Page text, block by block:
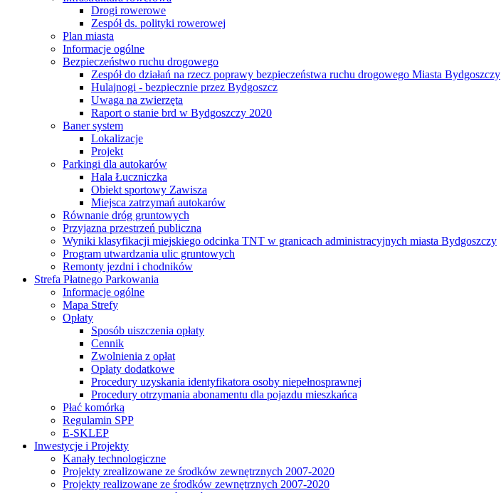
Drogi rowerowe
Zespół ds. polityki rowerowej
Plan miasta
Informacje ogólne
Bezpieczeństwo ruchu drogowego
Zespół do działań na rzecz poprawy bezpieczeństwa ruchu drogowego Miasta Bydgoszczy
Hulajnogi - bezpiecznie przez Bydgoszcz
Uwaga na zwierzęta
Raport o stanie brd w Bydgoszczy 2020
Baner system
Lokalizacje
Projekt
Parkingi dla autokarów
Hala Łuczniczka
Obiekt sportowy Zawisza
Miejsca zatrzymań autokarów
Równanie dróg gruntowych
Przyjazna przestrzeń publiczna
Wyniki klasyfikacji miejskiego odcinka TNT w granicach administracyjnych miasta Bydgoszczy
Program utwardzania ulic gruntowych
Remonty jezdni i chodników
Strefa Płatnego Parkowania
Informacje ogólne
Mapa Strefy
Opłaty
Sposób uiszczenia opłaty
Cennik
Zwolnienia z opłat
Opłaty dodatkowe
Procedury uzyskania identyfikatora osoby niepełnosprawnej
Procedury otrzymania abonamentu dla pojazdu mieszkańca
Płać komórką
Regulamin SPP
E-SKLEP
Inwestycje i Projekty
Kanały technologiczne
Projekty zrealizowane ze środków zewnętrznych 2007-2020
Projekty realizowane ze środków zewnętrznych 2007-2020